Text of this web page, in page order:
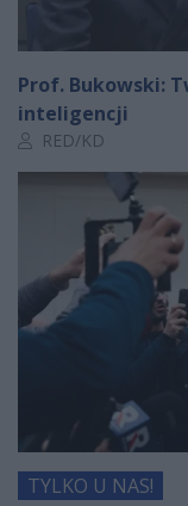
Prof. Bukowski:
inteligencji
Autor artykułu:
RED/KD
TYLKO U NAS!